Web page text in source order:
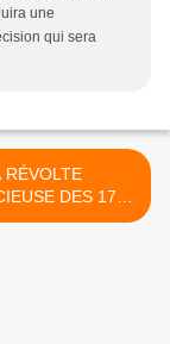
une
qui sera
RÉVOLTE
DES 17
DE RETRAITÉS